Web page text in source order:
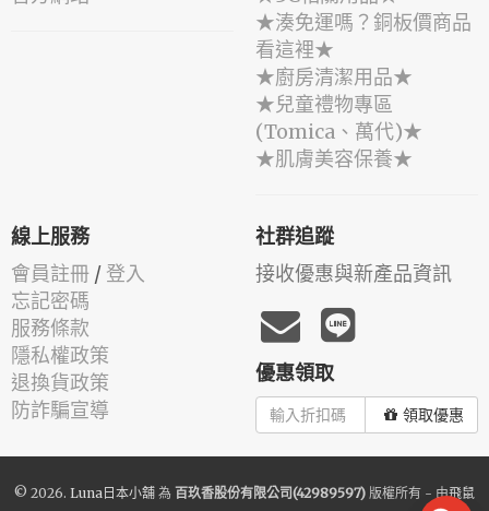
★湊免運嗎？銅板價商品
看這裡★
★廚房清潔用品★
★兒童禮物專區
(Tomica、萬代)★
★肌膚美容保養★
線上服務
會員註冊 / 登入
忘記密碼
服務條款
隱私權政策
退換貨政策
防詐騙宣導
社群追蹤
接收優惠與新產品資訊
優惠領取
領取優惠
© 2026. Luna日本小舖 為 百玖香股份有限公司(42989597) 版權所有 - 由飛鼠